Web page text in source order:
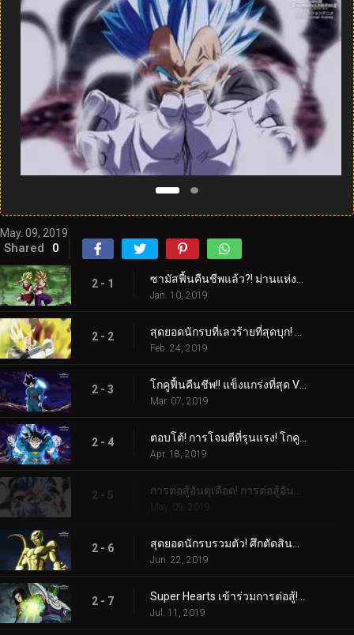
May. 09, 2019
Shared 0
2 - 1
Jan. 10, 2019
2 - 2
Feb. 24, 2019
2 - 3
Mar. 07, 2019
2 - 4
Apr. 18, 2019
2 - 5
May. 09, 2019
2 - 6
Jun. 22, 2019
2 - 7
Jul. 11, 2019